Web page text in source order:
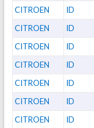
CITROEN ID
CITROEN ID
CITROEN ID
CITROEN ID
CITROEN ID
CITROEN ID
CITROEN ID